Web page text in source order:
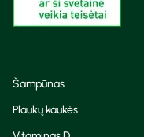
Šampūnas
Plaukų kaukės